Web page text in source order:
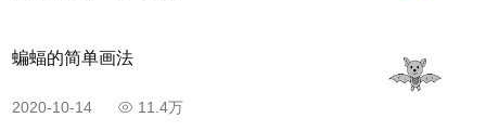
蝙蝠的简单画法
2020-10-14 11.4万